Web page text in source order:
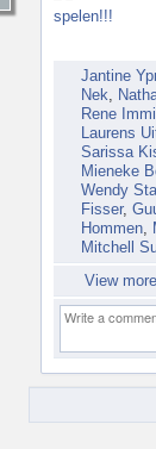
Jantine
Nek,
Rene
Laurens
Sarissa
Mieneke
Wendy
Fisser,
Hommen,
Mitchell
View